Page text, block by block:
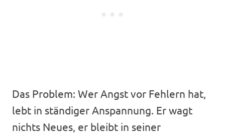
Das Problem: Wer Angst vor Fehlern hat,
lebt in ständiger Anspannung. Er wagt
nichts Neues, er bleibt in seiner